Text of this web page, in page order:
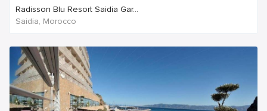
Radisson Blu Resort Saidia Gar...
Saidia, Morocco